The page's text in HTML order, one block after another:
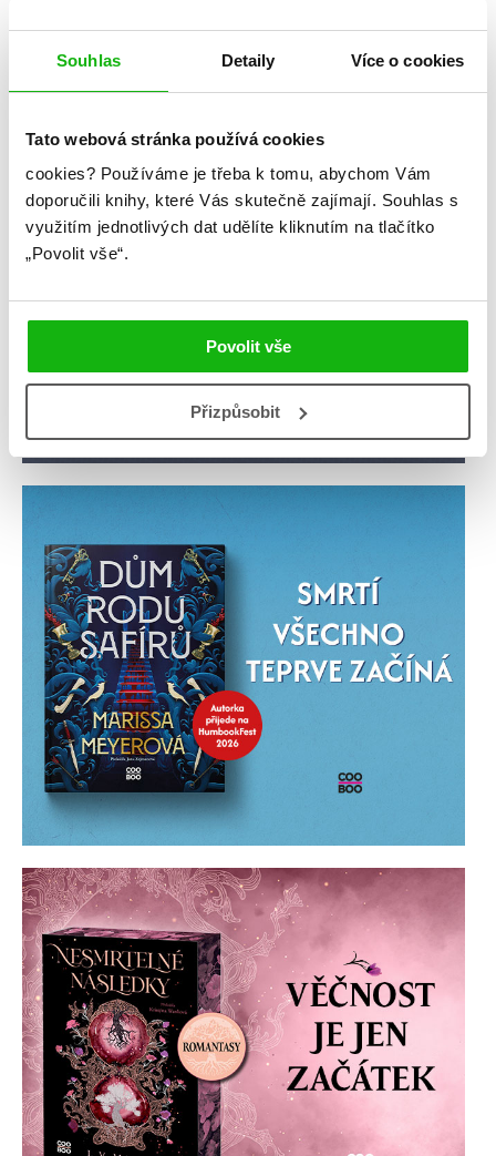
Souhlas Detaily Více o cookies
Tato webová stránka používá cookies
cookies? Používáme je třeba k tomu, abychom Vám
doporučili knihy, které Vás skutečně zajímají. Souhlas s
využitím jednotlivých dat udělíte kliknutím na tlačítko
„Povolit vše“.
Povolit vše
Přizpůsobit